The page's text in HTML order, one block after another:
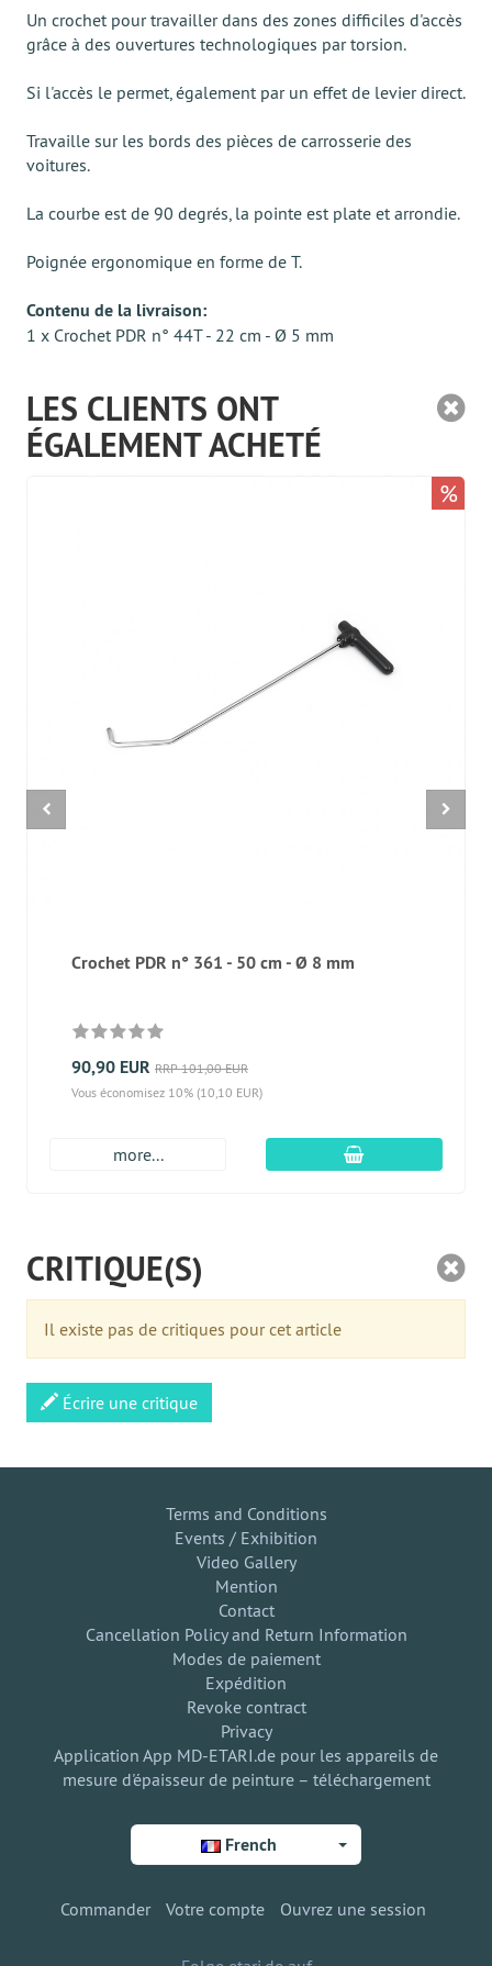
Un crochet pour travailler dans des zones difficiles d'accès
grâce à des ouvertures technologiques par torsion.
Si l'accès le permet, également par un effet de levier direct.
Travaille sur les bords des pièces de carrosserie des
voitures.
La courbe est de 90 degrés, la pointe est plate et arrondie.
Poignée ergonomique en forme de T.
Contenu de la livraison:
1 x Crochet PDR n° 44T - 22 cm - Ø 5 mm
LES CLIENTS ONT
ÉGALEMENT ACHETÉ
Crochet PDR n° 361 - 50 cm - Ø 8 mm
90,90 EUR RRP 101,00 EUR
Vous économisez 10% (10,10 EUR)
more... Ajouter au panier
%
CRITIQUE(S)
Il existe pas de critiques pour cet article
Écrire une critique
Terms and Conditions
Events / Exhibition
Video Gallery
Mention
Contact
Cancellation Policy and Return Information
Modes de paiement
Expédition
Revoke contract
Privacy
Application App MD-ETARI.de pour les appareils de
mesure d'épaisseur de peinture – téléchargement
French
Commander Votre compte Ouvrez une session